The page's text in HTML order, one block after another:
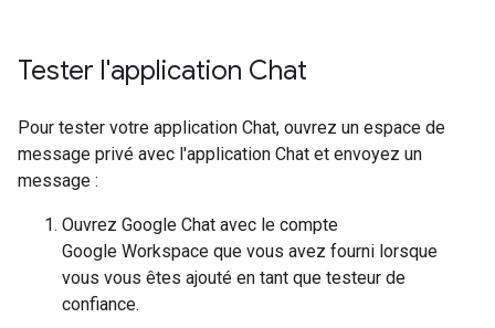
Tester l'application Chat
Pour tester votre application Chat, ouvrez un espace de
message privé avec l'application Chat et envoyez un
message :
Ouvrez Google Chat avec le compte
Google Workspace que vous avez fourni lorsque
vous vous êtes ajouté en tant que testeur de
confiance.